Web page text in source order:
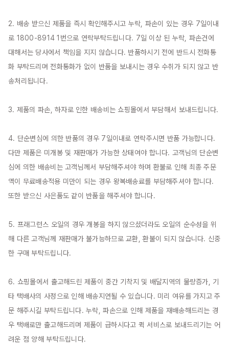
2. 배송 받으신 제품을 즉시 확인해주시고 누락, 파손이 있는 경우 7일이내
로 1800-8914 1번으로 연락부탁드립니다. 7일 이상 된 누락, 파손건에
대해서는 당사에서 책임을 지지 않습니다. 반품하시기 전에 반드시 전화통
화 부탁드리며 전화통화가 없이 반품을 보내시는 경우 수취가 되지 않고 반
송처리됩니다.
3. 제품의 파손, 하자로 인한 배송비는 쇼핑몰에서 부담해서 보내드립니다.
4. 단순변심에 의한 반품의 경우 7일이내로 연락주시면 반품 가능합니다.
다만 제품은 미개봉 및 재판매가 가능한 상태여야 합니다. 고객님의 단순변
심에 의한 배송비는 고객님께서 부담해주셔야 하며 환불로 인해 최종 주문
액이 무료배송적용 미만이 되는 경우 왕복배송료를 부담해주셔야 합니다.
또한 받으신 사은품도 같이 반품을 해주셔야 합니다.
5. 프래그런스 오일의 경우 개봉을 하지 않으셨더라도 오일의 순수성을 위
해 다른 고객님께 재판매가 불가능하므로 교환, 환불이 되지 않습니다. 신중
한 구매 부탁드립니다.
6. 쇼핑몰에서 출고해드린 제품이 중간 기착지 및 배달지역의 물량증가, 기
타 택배사의 사정으로 인해 배송지연될 수 있습니다. 미리 여유를 가지고 주
문 해주시길 부탁드립니다. 누락, 파손으로 인해 제품을 재배송해드리는 경
우 택배로만 출고해드리며 제품이 급하시다고 퀵 서비스로 보내드리기는 어
려운 점 양해 부탁드립니다.